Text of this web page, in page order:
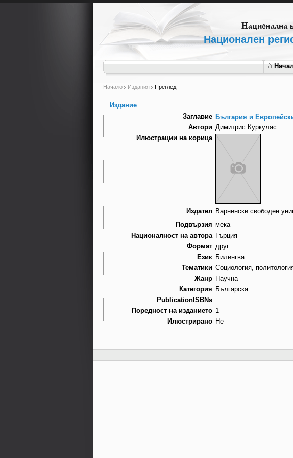
Национален
Начало Издания Преглед
Издание
Заглавие България и
Автори Димитрис Куркулас
Илюстрации на корица
Издател Варненски свободен
Подвързия мека
Националност на автора Гърция
Формат друг
Език Билингва
Тематики Социология,
Жанр Научна
Категория Българска
PublicationISBNs
Поредност на изданието 1
Илюстрирано Не